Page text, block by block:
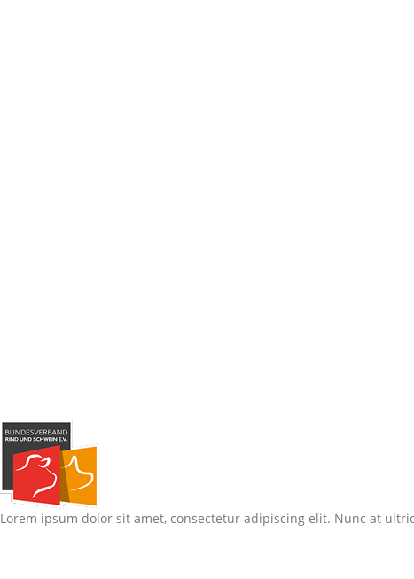
Lorem ipsum dolor sit amet, consectetur adipiscing elit. Nunc at